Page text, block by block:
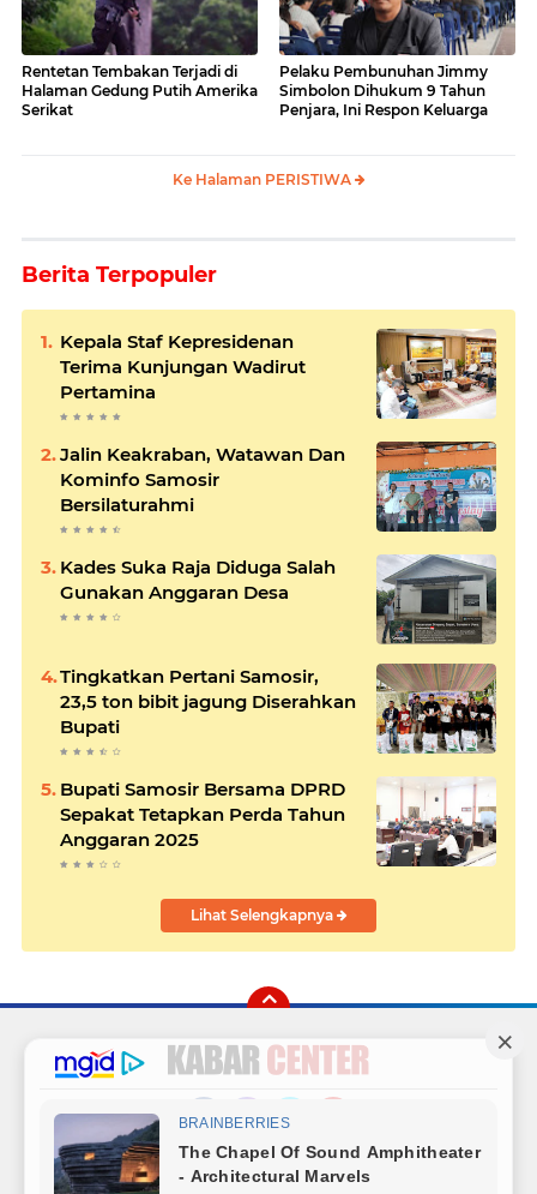
Rentetan Tembakan Terjadi di
Halaman Gedung Putih Amerika
Serikat
Pelaku Pembunuhan Jimmy
Simbolon Dihukum 9 Tahun
Penjara, Ini Respon Keluarga
Ke Halaman PERISTIWA
Berita Terpopuler
Kepala Staf Kepresidenan
Terima Kunjungan Wadirut
Pertamina
Jalin Keakraban, Watawan Dan
Kominfo Samosir
Bersilaturahmi
Kades Suka Raja Diduga Salah
Gunakan Anggaran Desa
Tingkatkan Pertani Samosir,
23,5 ton bibit jagung Diserahkan
Bupati
Bupati Samosir Bersama DPRD
Sepakat Tetapkan Perda Tahun
Anggaran 2025
Lihat Selengkapnya
FacebookInstagram
TwitterYouTube
Redaksi Sitemap Hubungi Kami